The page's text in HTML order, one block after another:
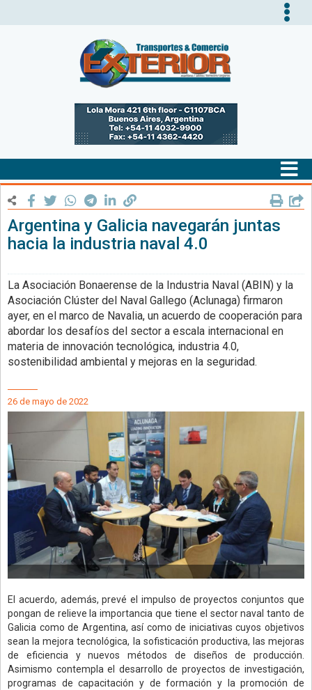
Argentina y Galicia navegarán juntas
hacia la industria naval 4.0
La Asociación Bonaerense de la Industria Naval (ABIN) y la
Asociación Clúster del Naval Gallego (Aclunaga) firmaron
ayer, en el marco de Navalia, un acuerdo de cooperación para
abordar los desafíos del sector a escala internacional en
materia de innovación tecnológica, industria 4.0,
sostenibilidad ambiental y mejoras en la seguridad.
26 de mayo de 2022
El acuerdo, además, prevé el impulso de proyectos conjuntos que
pongan de relieve la importancia que tiene el sector naval tanto de
Galicia como de Argentina, así como de iniciativas cuyos objetivos
sean la mejora tecnológica, la sofisticación productiva, las mejoras
de eficiencia y nuevos métodos de diseños de producción.
Asimismo contempla el desarrollo de proyectos de investigación,
programas de capacitación y de formación y la promoción de